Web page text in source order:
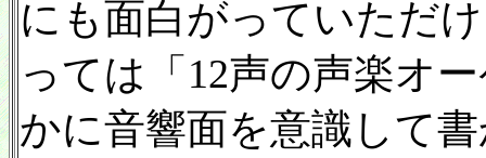
にも面白がっていただ
っては「12声の声楽オ
かに音響面を意識して